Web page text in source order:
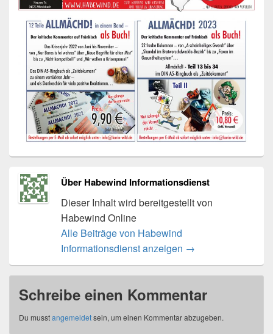
Über Habewind Informationsdienst
Dieser Inhalt wird bereitgestellt von
Habewind Online
Alle Beiträge von Habewind
Informationsdienst anzeigen →
Schreibe einen Kommentar
Du musstangemeldetsein, um einen Kommentar abzugeben.